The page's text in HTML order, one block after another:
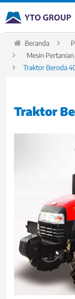
Beranda
Mesin Pertanian
Traktor Beroda
Traktor